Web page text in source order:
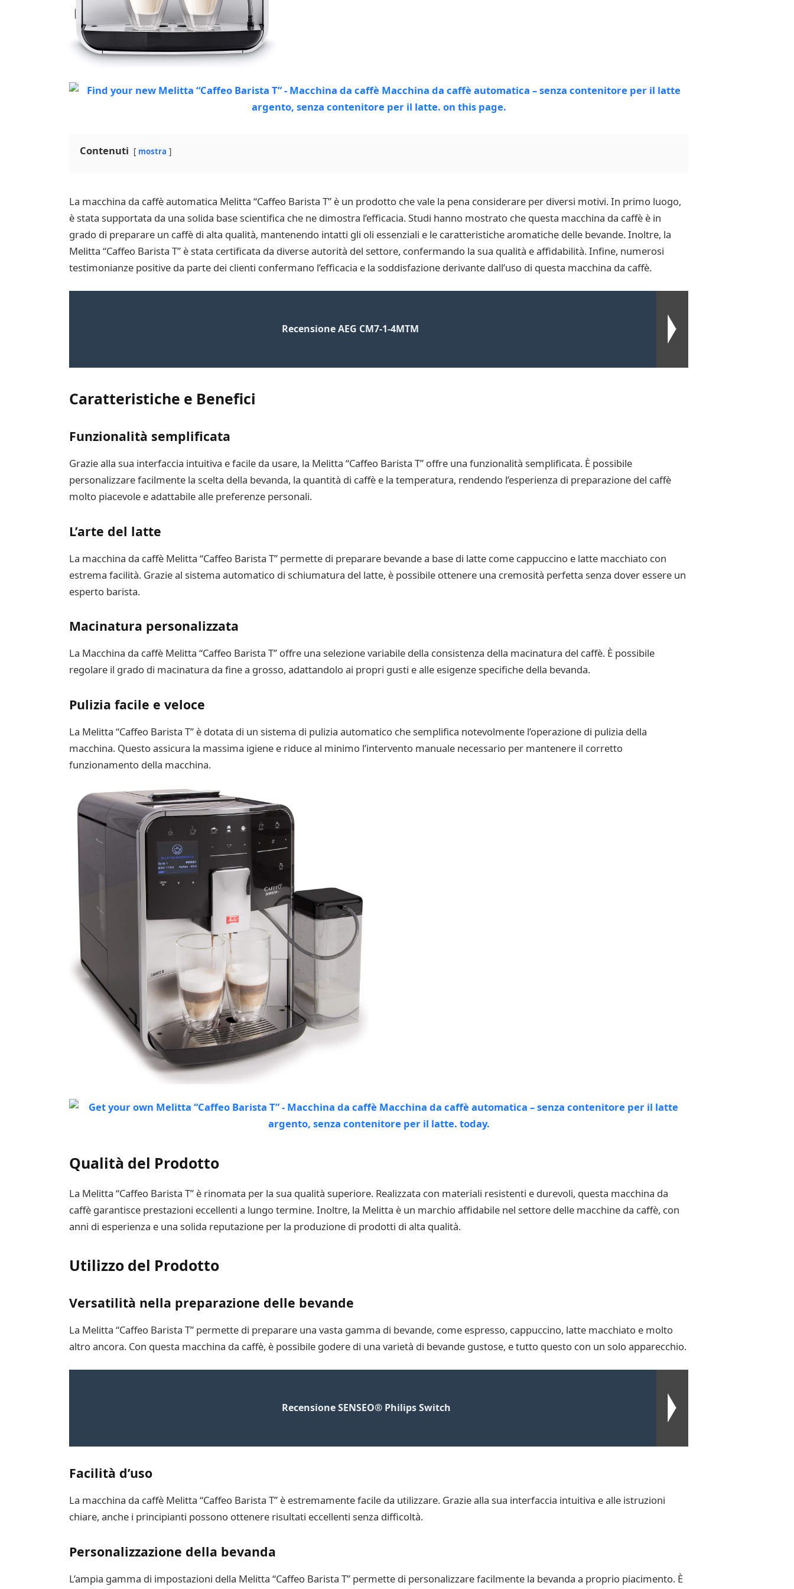
Contenuti mostra
La macchina da caffè automatica Melitta “Caffeo Barista T” è un prodotto che vale la pena considerare per diversi motivi. In primo luogo,
è stata supportata da una solida base scientifica che ne dimostra l’efficacia. Studi hanno mostrato che questa macchina da caffè è in
grado di preparare un caffè di alta qualità, mantenendo intatti gli oli essenziali e le caratteristiche aromatiche delle bevande. Inoltre, la
Melitta “Caffeo Barista T” è stata certificata da diverse autorità del settore, confermando la sua qualità e affidabilità. Infine, numerosi
testimonianze positive da parte dei clienti confermano l’efficacia e la soddisfazione derivante dall’uso di questa macchina da caffè.
Recensione AEG CM7-1-4MTM
Caratteristiche e Benefici
Funzionalità semplificata
Grazie alla sua interfaccia intuitiva e facile da usare, la Melitta “Caffeo Barista T” offre una funzionalità semplificata. È possibile
personalizzare facilmente la scelta della bevanda, la quantità di caffè e la temperatura, rendendo l’esperienza di preparazione del caffè
molto piacevole e adattabile alle preferenze personali.
L’arte del latte
La macchina da caffè Melitta “Caffeo Barista T” permette di preparare bevande a base di latte come cappuccino e latte macchiato con
estrema facilità. Grazie al sistema automatico di schiumatura del latte, è possibile ottenere una cremosità perfetta senza dover essere un
esperto barista.
Macinatura personalizzata
La Macchina da caffè Melitta “Caffeo Barista T” offre una selezione variabile della consistenza della macinatura del caffè. È possibile
regolare il grado di macinatura da fine a grosso, adattandolo ai propri gusti e alle esigenze specifiche della bevanda.
Pulizia facile e veloce
La Melitta “Caffeo Barista T” è dotata di un sistema di pulizia automatico che semplifica notevolmente l’operazione di pulizia della
macchina. Questo assicura la massima igiene e riduce al minimo l’intervento manuale necessario per mantenere il corretto
funzionamento della macchina.
Qualità del Prodotto
La Melitta “Caffeo Barista T” è rinomata per la sua qualità superiore. Realizzata con materiali resistenti e durevoli, questa macchina da
caffè garantisce prestazioni eccellenti a lungo termine. Inoltre, la Melitta è un marchio affidabile nel settore delle macchine da caffè, con
anni di esperienza e una solida reputazione per la produzione di prodotti di alta qualità.
Utilizzo del Prodotto
Versatilità nella preparazione delle bevande
La Melitta “Caffeo Barista T” permette di preparare una vasta gamma di bevande, come espresso, cappuccino, latte macchiato e molto
altro ancora. Con questa macchina da caffè, è possibile godere di una varietà di bevande gustose, e tutto questo con un solo apparecchio.
Recensione SENSEO® Philips Switch
Facilità d’uso
La macchina da caffè Melitta “Caffeo Barista T” è estremamente facile da utilizzare. Grazie alla sua interfaccia intuitiva e alle istruzioni
chiare, anche i principianti possono ottenere risultati eccellenti senza difficoltà.
Personalizzazione della bevanda
L’ampia gamma di impostazioni della Melitta “Caffeo Barista T” permette di personalizzare facilmente la bevanda a proprio piacimento. È